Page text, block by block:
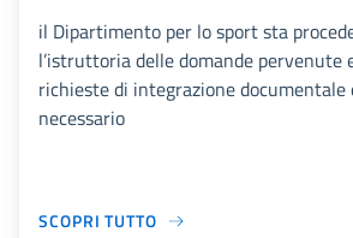
il Dipartimento per lo sport sta
l’istruttoria delle domande pervenute
richieste di integrazione documentale
necessario
SCOPRI TUTTO